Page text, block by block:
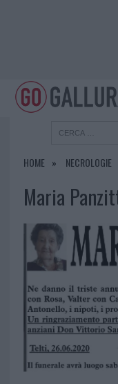
HOME NECROLOGIE
Maria